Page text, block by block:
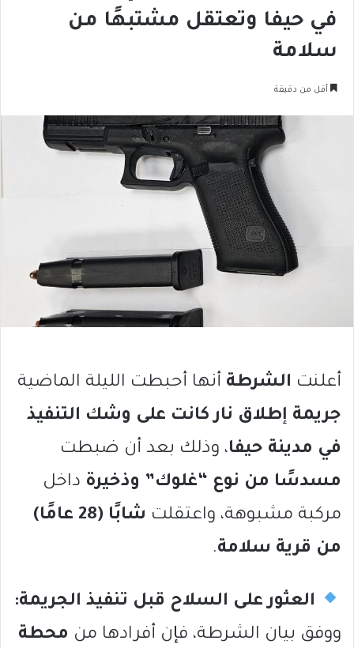
في حيفا وتعتقل مشتبهًا من
سلامة
أقل من دقيقة
أعلنت الشرطة أنها أحبطت الليلة الماضية
جريمة إطلاق نار كانت على وشك التنفيذ
في مدينة حيفا، وذلك بعد أن ضبطت
مسدسًا من نوع “غلوك” وذخيرة داخل
مركبة مشبوهة، واعتقلت
شابًا (28 عامًا)
من قرية سلامة.
العثور على السلاح قبل تنفيذ الجريمة:
ووفق بيان الشرطة، فإن أفرادها من محطة